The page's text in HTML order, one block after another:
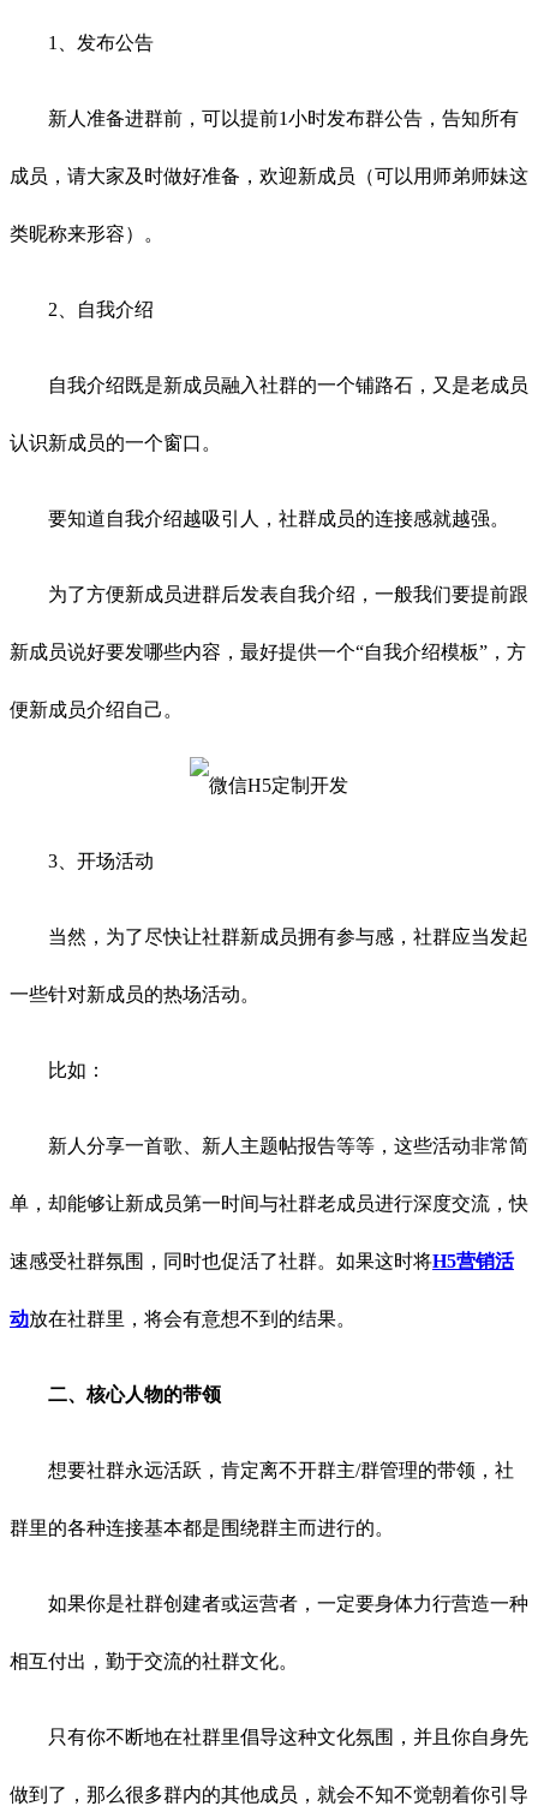
1、发布公告
新人准备进群前，可以提前1小时发布群公告，告知所有
成员，请大家及时做好准备，欢迎新成员（可以用师弟师妹这
类昵称来形容）。
2、自我介绍
自我介绍既是新成员融入社群的一个铺路石，又是老成员
认识新成员的一个窗口。
要知道自我介绍越吸引人，社群成员的连接感就越强。
为了方便新成员进群后发表自我介绍，一般我们要提前跟
新成员说好要发哪些内容，最好提供一个“自我介绍模板”，方
便新成员介绍自己。
3、开场活动
当然，为了尽快让社群新成员拥有参与感，社群应当发起
一些针对新成员的热场活动。
比如：
新人分享一首歌、新人主题帖报告等等，这些活动非常简
单，却能够让新成员第一时间与社群老成员进行深度交流，快
速感受社群氛围，同时也促活了社群。如果这时将H5营销活
动放在社群里，将会有意想不到的结果。
二、核心人物的带领
想要社群永远活跃，肯定离不开群主/群管理的带领，社
群里的各种连接基本都是围绕群主而进行的。
如果你是社群创建者或运营者，一定要身体力行营造一种
相互付出，勤于交流的社群文化。
只有你不断地在社群里倡导这种文化氛围，并且你自身先
做到了，那么很多群内的其他成员，就会不知不觉朝着你引导